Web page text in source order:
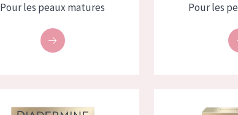
Pour les peaux matures Pour les